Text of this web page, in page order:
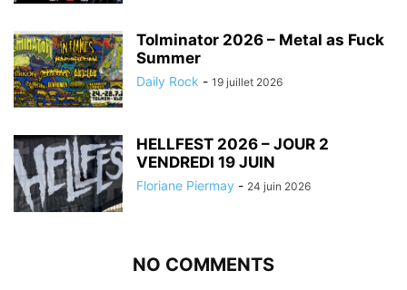
Tolminator 2026 – Metal as Fuck
Summer
Daily Rock - 19 juillet 2026
HELLFEST 2026 – JOUR 2
VENDREDI 19 JUIN
Floriane Piermay - 24 juin 2026
NO COMMENTS